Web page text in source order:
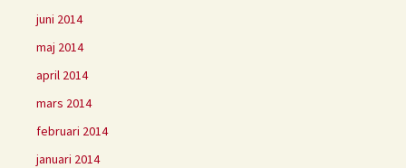
juni 2014
maj 2014
april 2014
mars 2014
februari 2014
januari 2014